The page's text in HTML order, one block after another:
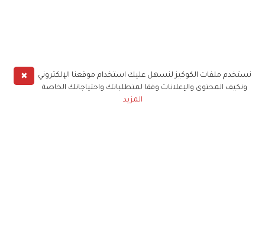
✖
نستخدم ملفات الكوكيز لنسهل عليك استخدام موقعنا الإلكتروني
ونكيف المحتوى والإعلانات وفقا لمتطلباتك واحتياجاتك الخاصة
المزيد